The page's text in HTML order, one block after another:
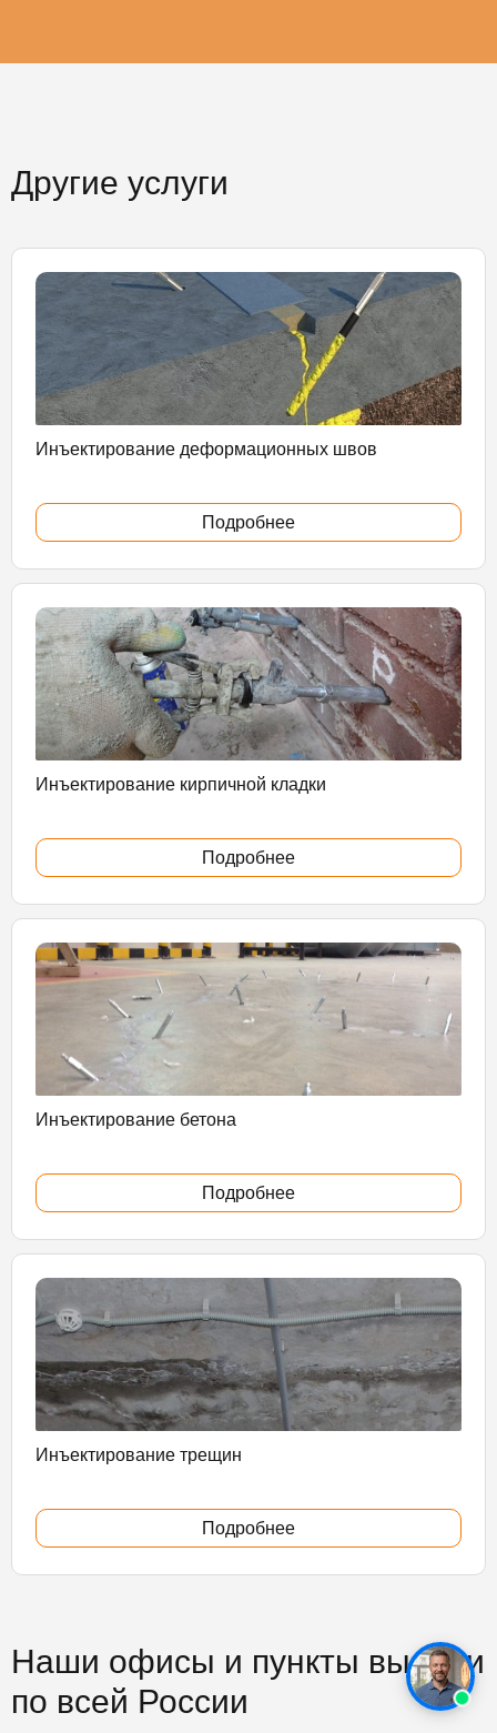
Другие услуги
Инъектирование деформационных швов
Подробнее
Инъектирование кирпичной кладки
Подробнее
Инъектирование бетона
Подробнее
Инъектирование трещин
Подробнее
Наши офисы и пункты выдачи
по всей России